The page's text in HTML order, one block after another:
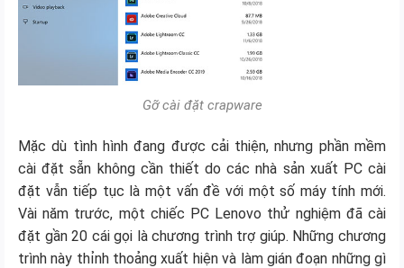
Gỡ cài đặt crapware
Mặc dù tình hình đang được cải thiện, nhưng phần mềm
cài đặt sẵn không cần thiết do các nhà sản xuất PC cài
đặt vẫn tiếp tục là một vấn đề với một số máy tính mới.
Vài năm trước, một chiếc PC Lenovo thử nghiệm đã cài
đặt gần 20 cái gọi là chương trình trợ giúp. Những chương
trình này thỉnh thoảng xuất hiện và làm gián đoạn những gì